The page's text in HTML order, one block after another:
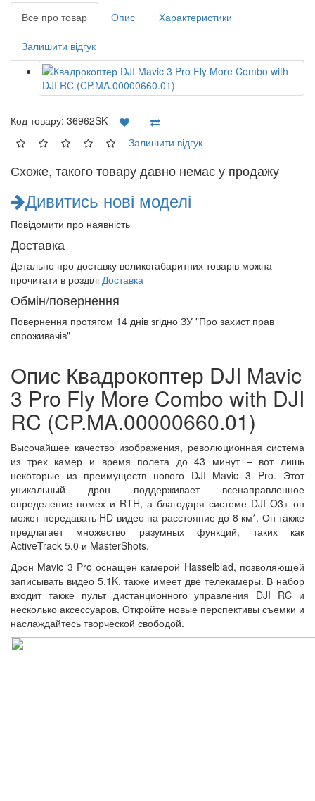
Все про товар Опис Характеристики
Залишити відгук
Код товару: 36962SK
Залишити відгук
Схоже, такого товару давно немає у продажу
Дивитись нові моделі
Повідомити про наявність
Доставка
Детально про доставку великогабаритних товарів можна
прочитати в розділі Доставка
Обмін/повернення
Повернення протягом 14 днів згідно ЗУ "Про захист прав
спроживачів"
Опис Квадрокоптер DJI Mavic
3 Pro Fly More Combo with DJI
RC (CP.MA.00000660.01)
Высочайшее качество изображения, революционная система
из трех камер и время полета до 43 минут – вот лишь
некоторые из преимуществ нового DJI Mavic 3 Pro. Этот
уникальный дрон поддерживает всенаправленное
определение помех и RTH, а благодаря системе DJI O3+ он
может передавать HD видео на расстояние до 8 км*. Он также
предлагает множество разумных функций, таких как
ActiveTrack 5.0 и MasterShots.
Дрон Mavic 3 Pro оснащен камерой Hasselblad, позволяющей
записывать видео 5,1K, также имеет две телекамеры. В набор
входит также пульт дистанционного управления DJI RC и
несколько аксессуаров. Откройте новые перспективы съемки и
наслаждайтесь творческой свободой.